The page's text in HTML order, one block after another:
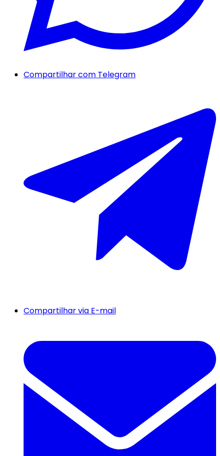
Compartilhar com Telegram
Compartilhar via E-mail